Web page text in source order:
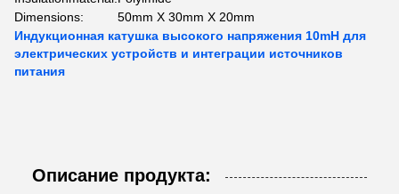
Dimensions:
50mm X 30mm X 20mm
Индукционная катушка высокого напряжения 10mH для
электрических устройств и интеграции источников
питания
Описание продукта: